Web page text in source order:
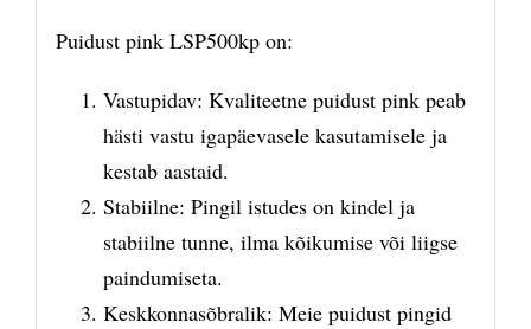
Puidust pink LSP500kp on:
Vastupidav: Kvaliteetne puidust pink peab
hästi vastu igapäevasele kasutamisele ja
kestab aastaid.
Stabiilne: Pingil istudes on kindel ja
stabiilne tunne, ilma kõikumise või liigse
paindumiseta.
Keskkonnasõbralik: Meie puidust pingid